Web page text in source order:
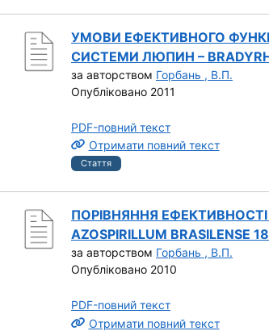
результат під номером 3
УМОВИ ЕФЕКТИВНОГО
СИСТЕМИ ЛЮПИН –
за авторством Горбань , В.П.
Опубліковано 2011
PDF-повний текст
Отримати повний текст
Стаття
результат під номером 4
ПОРІВНЯННЯ
AZOSPIRILLUM BRASILENSE
за авторством Горбань , В.П.
Опубліковано 2010
PDF-повний текст
Отримати повний текст